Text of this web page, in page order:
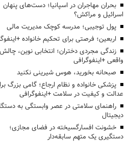
بحران مهاجران در اسپانیا؛ دست‌های پنهان
اسرائیل و مراکش؟
پول توجیبی؛ مدرسه کوچک مدیریت مالی
اربعین؛ فرصتی برای تحکیم خانواده
زندگی مجردی دختران؛ انتخابی نوین،
واقعی +اینفوگرافی
صبحانه بخورید، هوس شیرینی نکنید
پزشکی خانواده و نظام ارجاع؛ گامی بزرگ
عدالت و کیفیت در سلامت +اینفوگرافی
راهنمای سلامتی در عصر وابستگی به
دیجیتال
خشونت افسارگسیخته در فضای مجازی؛
دستگیری یک متهم سابقه‌دار